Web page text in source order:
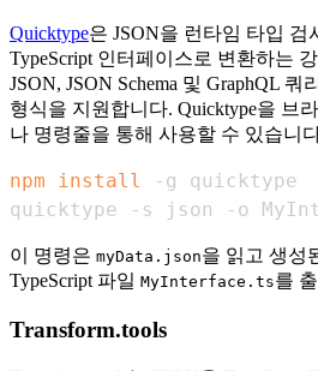
Quicktype은 JSON을 런타임 타입 검
TypeScript 인터페이스로 변환하는
JSON, JSON Schema 및 GraphQL
형식을 지원합니다. Quicktype을 브
나 명령줄을 통해 사용할 수 있습니
npm install
quicktype -s json -o
이 명령은 myData.json을 읽고 생성
TypeScript 파일 MyInterface.ts를
Transform.tools